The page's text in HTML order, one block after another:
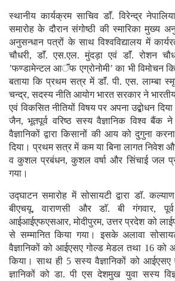
स्थानीय कार्यक्रम साचिव डाॅं. विरेन्द्र
समारोह के दौरान संगोष्ठी की स्मारिका मुख्य
अनुसन्धान पत्रों के साथ विश्वविद्यालय में
चौधरी, डाॅं. एस.एल. मुंदड़ा एवं डाॅं. रोशन
’फण्डामेन्टल आॅंफ एग्रोनोमी’ का भी विमोचन
बताया कि प्रथम सत्र में डाॅं. पी. एस. लाम्बा
चन्द्र, सदस्य नीति आयोग भारत सरकार ने
एवं विकसित नीतियों विषय पर अपना उद्बोधन
जैन, भूतपूर्व वरिष्ठ सस्य वैज्ञानिक विश्व बैंक
वैज्ञानिकों द्वारा किसानों की आय को दुगुना
दिया। प्रथम सत्र में कम या बिना लागत निवेश
व कुशल प्रबंधन, कुशल वर्षा और सिंचाई जल
गया।
उद्घाटन समारोह में सोसायटी द्वारा डाॅ.
बीएचयू, वाराणसी और डाॅ. बी गंगवार,
आईआईएफएसआर, मोदीपुरम, उत्तर प्रदेश को
से सम्मानित किया गया। इसके अलावा
वैज्ञानिकों को आईएसए गोल्ड मेडल तथा 16 को
किया। साथ ही 5 सस्य वैज्ञानिकों को आईएसए
ज्ञानिकों को डा. पी एस देशमुख युवा सस्य